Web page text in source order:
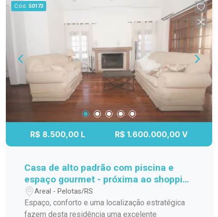
Cód. 50173
R$ 8.500,00 L R$ 1.600.000,00 V
Casa de alto padrão com piscina e
espaço gourmet - próxima ao shopping
de Pelotas!
Areal - Pelotas/RS
Espaço, conforto e uma localização estratégica
fazem desta residência uma excelente